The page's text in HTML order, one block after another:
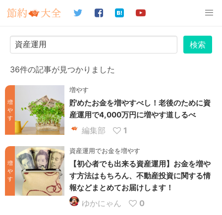
検索
36件の記事が見つかりました
増
や
す
増やす
貯めたお金を増やすべし！老後のために資
産運用で4,000万円に増やす道しるべ
編集部 1
増
や
す
資産運用でお金を増やす
【初心者でも出来る資産運用】お金を増や
す方法はもちろん、不動産投資に関する情
報などまとめてお届けします！
ゆかにゃん 0